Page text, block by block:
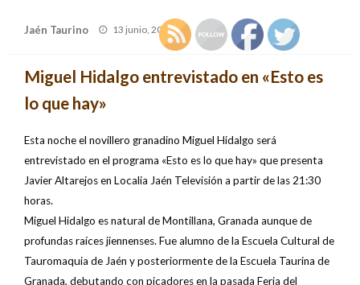
Jaén Taurino
Publicado
13 junio, 2007
Miguel Hidalgo entrevistado en «Esto es
lo que hay»
Esta noche el novillero granadino Miguel Hidalgo será
entrevistado en el programa «Esto es lo que hay» que presenta
Javier Altarejos en Localia Jaén Televisión a partir de las 21:30
horas.
Miguel Hidalgo es natural de Montillana, Granada aunque de
profundas raíces jiennenses. Fue alumno de la Escuela Cultural de
Tauromaquia de Jaén y posteriormente de la Escuela Taurina de
Granada, debutando con picadores en la pasada Feria del